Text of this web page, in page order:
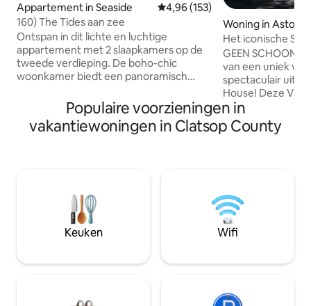
Appartement in Seaside Gemiddelde beoordeling van
4,96 (153)
160) The Tides aan zee
Ontspan in dit lichte en luchtige
appartement met 2 slaapkamers op de
tweede verdieping. De boho-chic
woonkamer biedt een panoramisch
open haard en gewelfde plafonds.
Volledige keuken voor het bereiden van
maaltijden en een grote eettafel voor
stapelbedden en een peek-a-boo
uitzicht op de oceaan. Wandel over het
strand, zwem in het zwembad, loop naar
winkels en restaurants of geniet
zonsondergangen.
Woning in Astoria
Het iconische
GEEN
van een uniek
spectaculair
House! Deze
gebouwd in 1882
'Short Circuit' uit
moderne voorzieningen.
beste uitzichten
Megler-brug en
van de Stille
binnen houdt, is
beschikbaar.
Populaire voorzieningen in
vakantiewoningen in Clatsop County
Keuken Wifi